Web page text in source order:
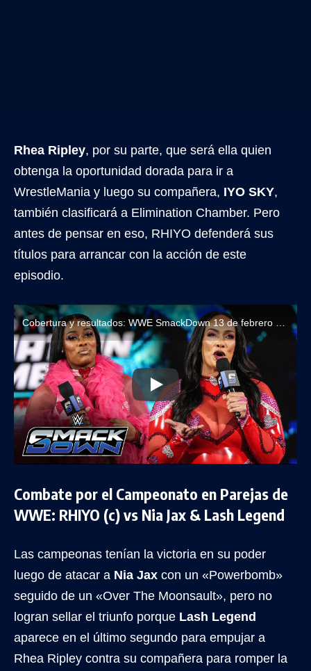
Rhea Ripley, por su parte, que será ella quien
obtenga la oportunidad dorada para ir a
WrestleMania y luego su compañera, IYO SKY,
también clasificará a Elimination Chamber. Pero
antes de pensar en eso, RHIYO defenderá sus
títulos para arrancar con la acción de este
episodio.
Combate por el Campeonato en Parejas de
WWE: RHIYO (c) vs Nia Jax & Lash Legend
Las campeonas tenían la victoria en su poder
luego de atacar a Nia Jax con un «Powerbomb»
seguido de un «Over The Moonsault», pero no
logran sellar el triunfo porque Lash Legend
aparece en el último segundo para empujar a
Rhea Ripley contra su compañera para romper la